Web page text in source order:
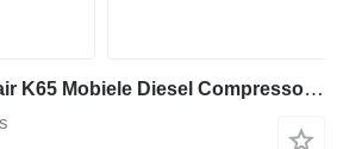
Kubota V2203 Sullair K65 Mobiele Diesel Compressor 3.7 m3 / min 30 kW 7